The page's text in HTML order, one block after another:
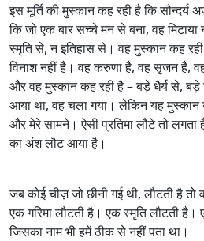
इस मूर्ति की मुस्कान कह रही है कि
कि जो एक बार सच्चे मन से बना, वह
स्मृति से, न इतिहास से। वह मुस्कान कह रही
विनाश नहीं है। वह करुणा है, वह सृजन है,
और वह मुस्कान कह रही है – बड़े धैर्य से,
आया था, वह चला गया। लेकिन यह
और मेरे सामने। ऐसी प्रतिमा लौटे तो लगता है
का अंश लौट आया है।
जब कोई चीज़ जो छीनी गई थी, लौटती है
एक गरिमा लौटती है। एक स्मृति लौटती है।
जिसका नाम भी हमें ठीक से नहीं पता था।